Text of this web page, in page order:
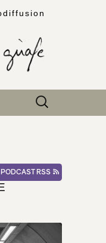
Rechercher :
PODCAST RSS